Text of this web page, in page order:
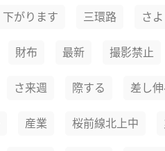
下がります 三環路 さ
財布 最新 撮影禁止
さ来週 際する 差し
産業 桜前線北上中